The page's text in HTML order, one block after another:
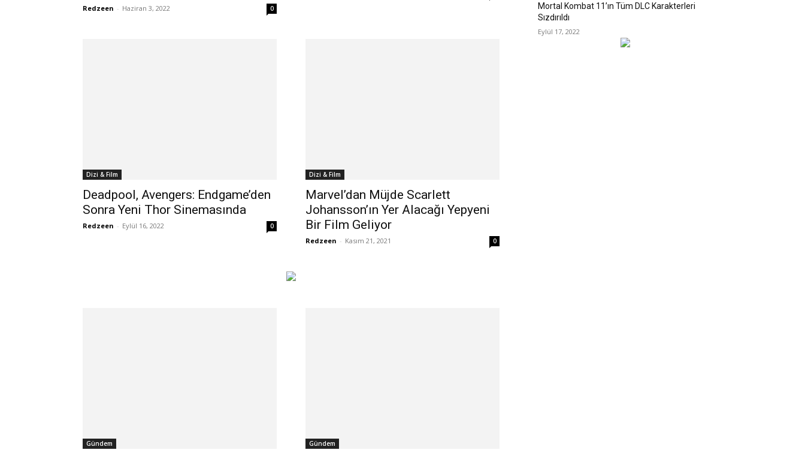
Redzeen - Haziran 3, 2022 0
Dizi & Film
Deadpool, Avengers: Endgame’den
Sonra Yeni Thor Sinemasında
Redzeen - Eylül 16, 2022 0
Dizi & Film
Marvel’dan Müjde Scarlett
Johansson’ın Yer Alacağı Yepyeni
Bir Film Geliyor
Redzeen - Kasım 21, 2021 0
Gündem Gündem
Mortal Kombat 11’ın Tüm DLC Karakterleri
Sızdırıldı
Eylül 17, 2022